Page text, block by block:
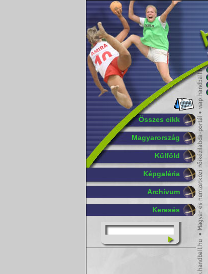
Összes cikk
Magyarország
Külföld
Képgaléria
Archívum
Keresés